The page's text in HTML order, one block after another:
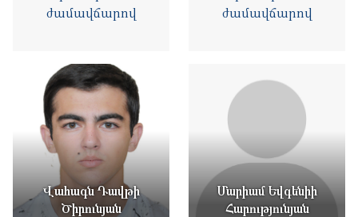
ժամավճարով
ժամավճարով
Վահագն Դավթի
Ծիրունյան
Մարիամ Եվգենիի
Հարությունյան